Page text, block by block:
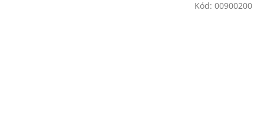
Kód: 00900200